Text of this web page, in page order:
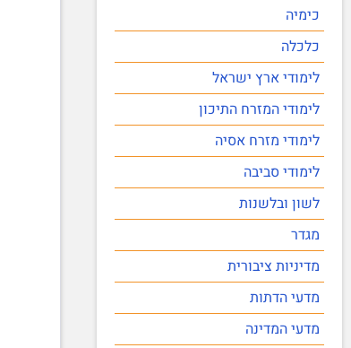
כימיה
כלכלה
לימודי ארץ ישראל
לימודי המזרח התיכון
לימודי מזרח אסיה
לימודי סביבה
לשון ובלשנות
מגדר
מדיניות ציבורית
מדעי הדתות
מדעי המדינה